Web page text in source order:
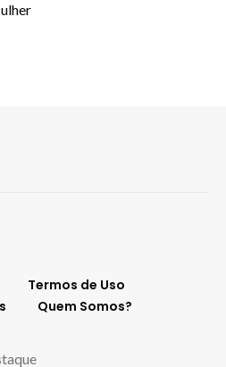
Termos de Uso
Quem Somos?